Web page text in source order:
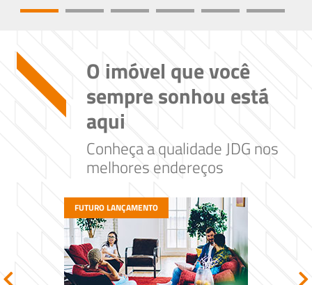
O imóvel que você
sempre sonhou está
aqui
Conheça a qualidade JDG nos
melhores endereços
FUTURO LANÇAMENTO